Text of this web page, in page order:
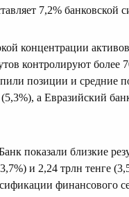
7,2% банковской
концентрации
контролируют более
позиции и средние
а Евразийский
показали близкие
и 2,24 трлн тенге
финансового